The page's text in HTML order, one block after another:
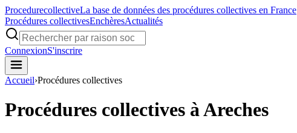
ProcedurecollectiveLa base de données des procédures collectives en France
Procédures collectivesEnchèresActualités
ConnexionS'inscrire
Accueil›Procédures collectives
Procédures collectives à Areches